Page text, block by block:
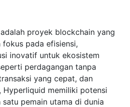
proyek blockchain yang
fokus pada efisiensi,
inovatif untuk ekosistem
perdagangan tanpa
yang cepat, dan
Hyperliquid memiliki potensi
pemain utama di dunia